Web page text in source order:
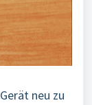
neu zu